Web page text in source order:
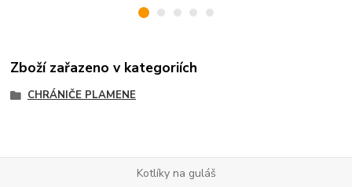
Zboží zařazeno v kategoriích
CHRÁNIČE PLAMENE
Kotlíky na guláš